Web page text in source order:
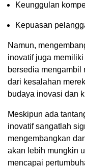
Keunggulan
Kepuasan
Namun,
inovatif juga
bersedia mengambil
dari kesalahan
budaya inovasi dan
Meskipun ada
inovatif sangatlah
mengembangkan
akan lebih mungkin
mencapai